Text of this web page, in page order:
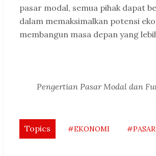
pasar modal, semua pihak dapat
dalam memaksimalkan potensi
membangun masa depan yang
Pengertian Pasar Modal dan
Topics #EKONOMI